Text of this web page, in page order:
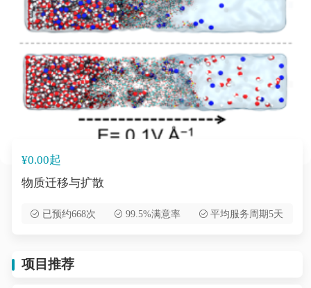
¥0.00起
物质迁移与扩散
已预约668次 99.5%满意率 平均服务周期5天
项目推荐